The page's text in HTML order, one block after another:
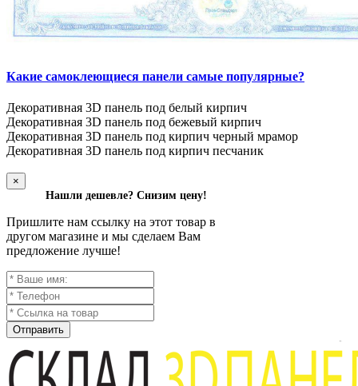
Какие самоклеющиеся панели самые популярные?
Декоративная 3D панель под белый кирпич
Декоративная 3D панель под бежевый кирпич
Декоративная 3D панель под кирпич черный мрамор
Декоративная 3D панель под кирпич песчаник
×
Нашли дешевле? Снизим цену!
Пришлите нам ссылку на этот товар в
другом магазине и мы сделаем Вам
предложение лучше!
Отправить